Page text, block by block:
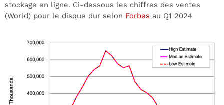
stockage en ligne. Ci-dessous les chiffres des ventes
(World) pour le disque dur selon Forbes au Q1 2024